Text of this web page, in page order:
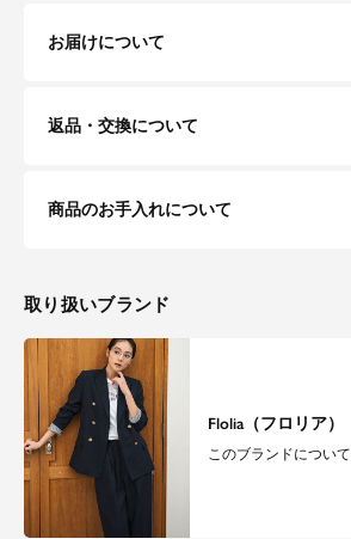
お届けについて
返品・交換について
商品のお手入れについて
取り扱いブランド
Flolia（フロリア）
このブランドについて